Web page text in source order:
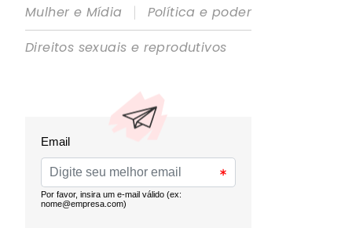
Mulher e Mídia
|
Política e poder
Direitos sexuais e reprodutivos